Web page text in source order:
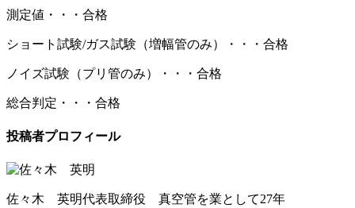
測定値・・・合格
ショート試験/ガス試験（増幅管のみ）・・・合格
ノイズ試験（プリ管のみ）・・・合格
総合判定・・・合格
投稿者プロフィール
佐々木 英明代表取締役 真空管を業として27年